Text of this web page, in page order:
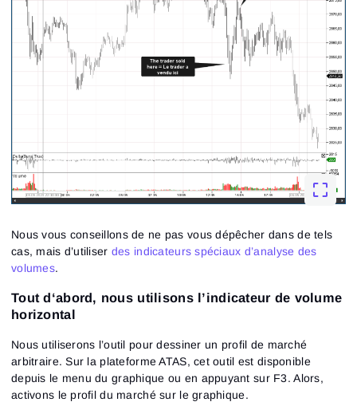
Nous vous conseillons de ne pas vous dépêcher dans de tels
cas, mais d’utiliser des indicateurs spéciaux d’analyse des
volumes.
Tout d‘abord, nous utilisons l’indicateur de volume
horizontal
Nous utiliserons l’outil pour dessiner un profil de marché
arbitraire. Sur la plateforme ATAS, cet outil est disponible
depuis le menu du graphique ou en appuyant sur F3. Alors,
activons le profil du marché sur le graphique.